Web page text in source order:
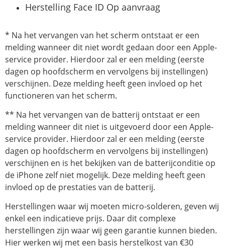
Herstelling Face ID Op aanvraag
* Na het vervangen van het scherm ontstaat er een
melding wanneer dit niet wordt gedaan door een Apple-
service provider. Hierdoor zal er een melding (eerste
dagen op hoofdscherm en vervolgens bij instellingen)
verschijnen. Deze melding heeft geen invloed op het
functioneren van het scherm.
** Na het vervangen van de batterij ontstaat er een
melding wanneer dit niet is uitgevoerd door een Apple-
service provider. Hierdoor zal er een melding (eerste
dagen op hoofdscherm en vervolgens bij instellingen)
verschijnen en is het bekijken van de batterijconditie op
de iPhone zelf niet mogelijk. Deze melding heeft geen
invloed op de prestaties van de batterij.
Herstellingen waar wij moeten micro-solderen, geven wij
enkel een indicatieve prijs. Daar dit complexe
herstellingen zijn waar wij geen garantie kunnen bieden.
Hier werken wij met een basis herstelkost van €30